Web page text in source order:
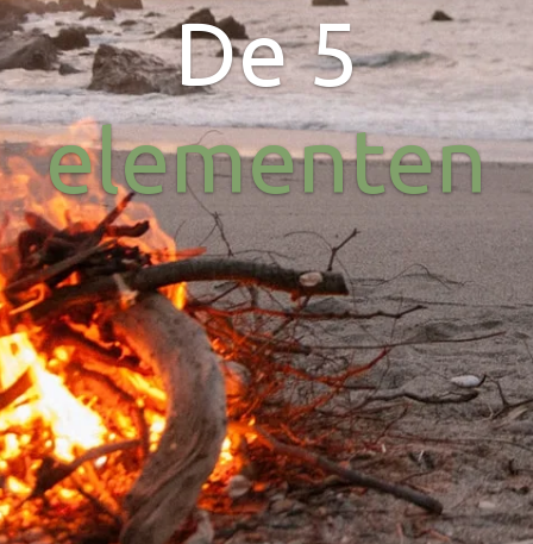
De 5
elementen